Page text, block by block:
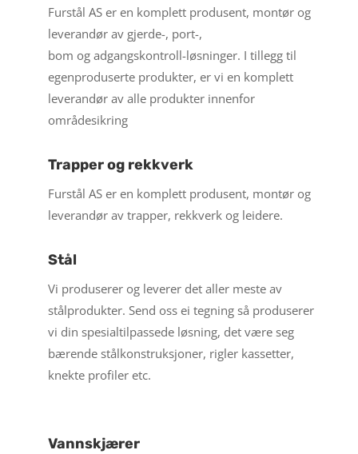
Furstål AS er en komplett produsent, montør og
leverandørav gjerde-, port-,
bom og adgangskontroll-løsninger. I tillegg til
egenproduserte produkter, er vi en komplett
leverandør av alle produkter innenfor
områdesikring
Trapper og rekkverk
Furstål AS er en komplett produsent, montør og
leverandørav trapper, rekkverk og leidere.
Stål
Vi produserer og leverer det aller meste av
stålprodukter. Send oss ei tegning så produserer
vi din spesialtilpassede løsning, det være seg
bærende stålkonstruksjoner, rigler kassetter,
knekte profiler etc.
Vannskjærer